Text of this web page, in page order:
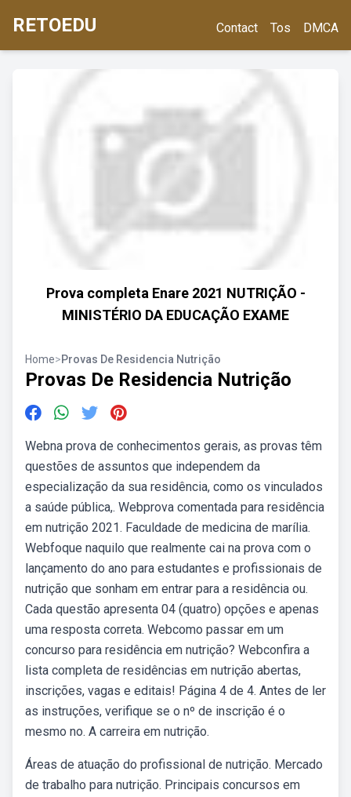
RETOEDU Contact Tos DMCA
Prova completa Enare 2021 NUTRIÇÃO -
MINISTÉRIO DA EDUCAÇÃO EXAME
Home>Provas De Residencia Nutrição
Provas De Residencia Nutrição
Webna prova de conhecimentos gerais, as provas têm
questões de assuntos que independem da
especialização da sua residência, como os vinculados
a saúde pública,. Webprova comentada para residência
em nutrição 2021. Faculdade de medicina de marília.
Webfoque naquilo que realmente cai na prova com o
lançamento do ano para estudantes e profissionais de
nutrição que sonham em entrar para a residência ou.
Cada questão apresenta 04 (quatro) opções e apenas
uma resposta correta. Webcomo passar em um
concurso para residência em nutrição? Webconfira a
lista completa de residências em nutrição abertas,
inscrições, vagas e editais! Página 4 de 4. Antes de ler
as instruções, verifique se o nº de inscrição é o
mesmo no. A carreira em nutrição.
Áreas de atuação do profissional de nutrição. Mercado
de trabalho para nutrição. Principais concursos em